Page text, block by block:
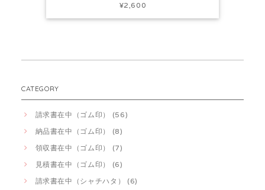
¥2,600
CATEGORY
請求書在中（ゴム印） (56)
納品書在中（ゴム印） (8)
領収書在中（ゴム印） (7)
見積書在中（ゴム印） (6)
請求書在中（シャチハタ） (6)